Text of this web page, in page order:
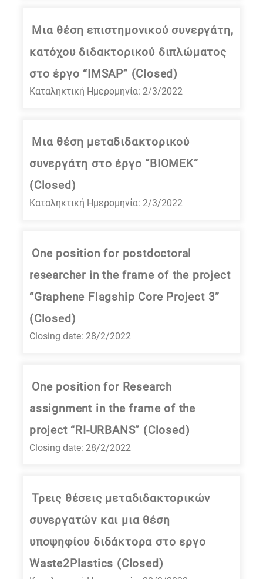
Mια θέση επιστημονικού συνεργάτη,
κατόχου διδακτορικού διπλώματος
στο έργο “IMSAP” (Closed)
Καταληκτική Ημερομηνία: 2/3/2022
Μια θέση μεταδιδακτορικού
συνεργάτη στο έργο “ΒΙΟΜΕΚ”
(Closed)
Καταληκτική Ημερομηνία: 2/3/2022
One position for postdoctoral
researcher in the frame of the project
“Graphene Flagship Core Project 3”
(Closed)
Closing date: 28/2/2022
One position for Research
assignment in the frame of the
project “RI-URBANS” (Closed)
Closing date: 28/2/2022
Τρεις θέσεις μεταδιδακτορικών
συνεργατών και μια θέση
υποψηφίου διδάκτορα στο εργο
Waste2Plastics (Closed)